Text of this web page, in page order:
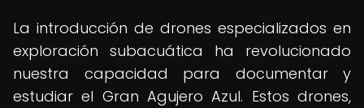
La introducción de drones especializados en
exploración subacuática ha revolucionado
nuestra capacidad para documentar y
estudiar el Gran Agujero Azul. Estos drones,